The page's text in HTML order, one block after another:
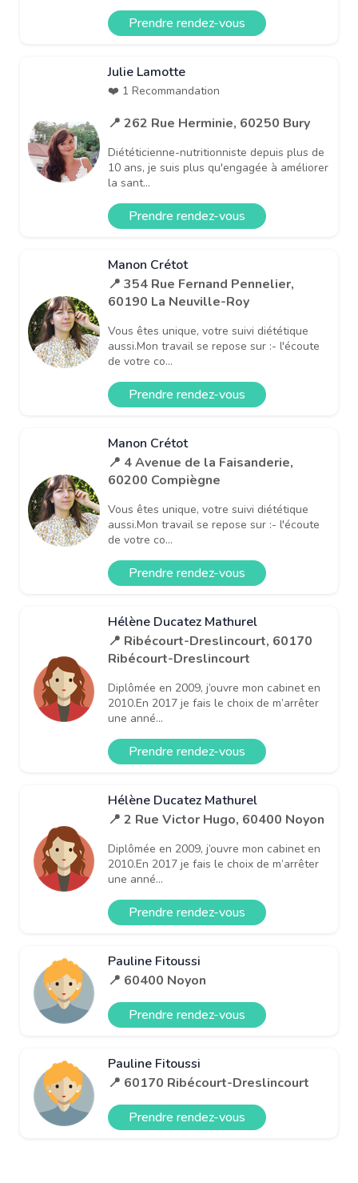
Prendre rendez-vous
Julie Lamotte
❤️ 1 Recommandation
📍 262 Rue Herminie, 60250 Bury
Diététicienne-nutritionniste depuis plus de
10 ans, je suis plus qu'engagée à améliorer
la sant...
Prendre rendez-vous
Manon Crétot
📍 354 Rue Fernand Pennelier,
60190 La Neuville-Roy
Vous êtes unique, votre suivi diététique
aussi.Mon travail se repose sur :- l'écoute
de votre co...
Prendre rendez-vous
Manon Crétot
📍 4 Avenue de la Faisanderie,
60200 Compiègne
Vous êtes unique, votre suivi diététique
aussi.Mon travail se repose sur :- l'écoute
de votre co...
Prendre rendez-vous
Hélène Ducatez Mathurel
📍 Ribécourt-Dreslincourt, 60170
Ribécourt-Dreslincourt
Diplômée en 2009, j’ouvre mon cabinet en
2010.En 2017 je fais le choix de m’arrêter
une anné...
Prendre rendez-vous
Hélène Ducatez Mathurel
📍 2 Rue Victor Hugo, 60400 Noyon
Diplômée en 2009, j’ouvre mon cabinet en
2010.En 2017 je fais le choix de m’arrêter
une anné...
Prendre rendez-vous
Pauline Fitoussi
📍 60400 Noyon
Prendre rendez-vous
Pauline Fitoussi
📍 60170 Ribécourt-Dreslincourt
Prendre rendez-vous